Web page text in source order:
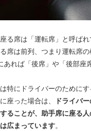
る席は「運転席」と呼ば
席は前列、つまり運転席
あれば「後席」や「後部座
特にドライバーのために
座った場合は、
ドライバ
ることが、助手席に座る
広まっています。